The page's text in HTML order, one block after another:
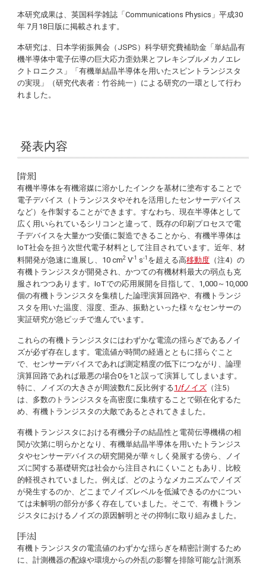
本研究成果は、英国科学雑誌「Communications Physics」平成30
年 7月18日版に掲載されます。
本研究は、日本学術振興会（JSPS）科学研究費補助金「単結晶有
機半導体中電子伝導の巨大応力歪効果とフレキシブルメカノエレ
クトロニクス」「有機単結晶半導体を用いたスピントランジスタ
の実現」（研究代表者：竹谷純一）による研究の一環として行わ
れました。
発表内容
[背景]
有機半導体を有機溶媒に溶かしたインクを基材に塗布することで
電子デバイス（トランジスタやそれを活用したセンサーデバイス
など）を作製することができます。すなわち、現在半導体として
広く用いられているシリコンと違って、既存の印刷プロセスで電
子デバイスを大量かつ安価に製造できることから、有機半導体は
IoT社会を担う次世代電子材料として注目されています。近年、材
料開発が急速に進展し、10 cm2 V-1 s-1 を超える高移動度 （注4）の
有機トランジスタが開発され、かつての有機材料最大の弱点も克
服されつつあります。IoTでの応用展開を目指して、1,000～10,000
個の有機トランジスタを集積した論理演算回路や、有機トランジ
スタを用いた温度、湿度、歪み、振動といった様々なセンサーの
実証研究が急ピッチで進んでいます。
これらの有機トランジスタにはわずかな電流の揺らぎであるノイ
ズが必ず存在します。電流値が時間の経過とともに揺らぐこと
で、センサーデバイスであれば測定精度の低下につながり、論理
演算回路であれば最悪の場合0を1と誤って演算してしまいます。
特に、ノイズの大きさが周波数fに反比例する1/fノイズ （注5）
は、多数のトランジスタを高密度に集積することで顕在化するた
め、有機トランジスタの大敵であるとされてきました。
有機トランジスタにおける有機分子の結晶性と電荷伝導機構の相
関が次第に明らかとなり、有機単結晶半導体を用いたトランジス
タやセンサーデバイスの研究開発が華々しく発展する傍ら、ノイ
ズに関する基礎研究は社会から注目されにくいこともあり、比較
的軽視されていました。例えば、どのようなメカニズムでノイズ
が発生するのか、どこまでノイズレベルを低減できるのかについ
ては未解明の部分が多く存在していました。そこで、有機トラン
ジスタにおけるノイズの原因解明とその抑制に取り組みました。
[手法]
有機トランジスタの電流値のわずかな揺らぎを精密計測するため
に、計測機器の配線や環境からの外乱の影響を排除可能な計測系